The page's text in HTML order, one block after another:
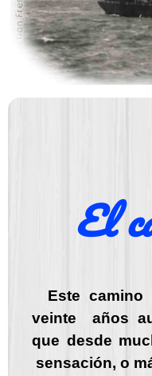
El
Este
veinte años
que desde
sensación, o